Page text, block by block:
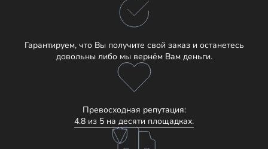
Гарантируем, что Вы получите свой заказ и останетесь
довольны либо мы вернём Вам деньги.
Превосходная репутация:
4.8 из 5 на десяти площадках.